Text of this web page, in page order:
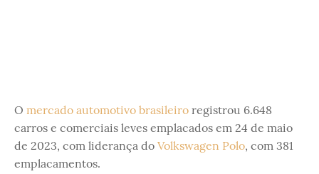
O mercado automotivo brasileiro registrou 6.648
carros e comerciais leves emplacados em 24 de maio
de 2023, com liderança do Volkswagen Polo, com 381
emplacamentos.